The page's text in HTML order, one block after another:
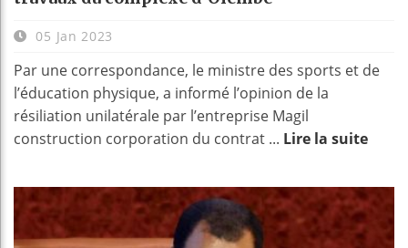
05 Jan 2023
Par une correspondance, le ministre des sports et de
l’éducation physique, a informé l’opinion de la
résiliation unilatérale par l’entreprise Magil
construction corporation du contrat ... Lire la suite